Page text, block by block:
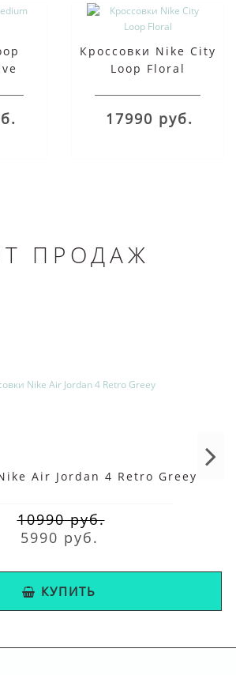
Кроссовки Nike City
Loop Floral
17990 руб.
ПРОДАЖ
Air Jordan 4 Retro Greey
10990 руб.
5990 руб.
КУПИТЬ